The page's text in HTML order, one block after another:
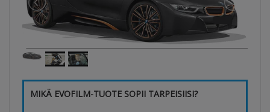
MIKÄ EVOFILM-TUOTE SOPII TARPEISIISI?